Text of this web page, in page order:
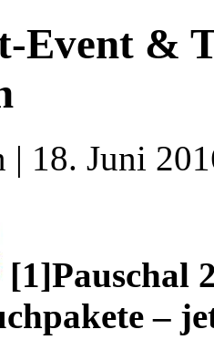
Event &
| 18. Juni
[1]Pauschal
–